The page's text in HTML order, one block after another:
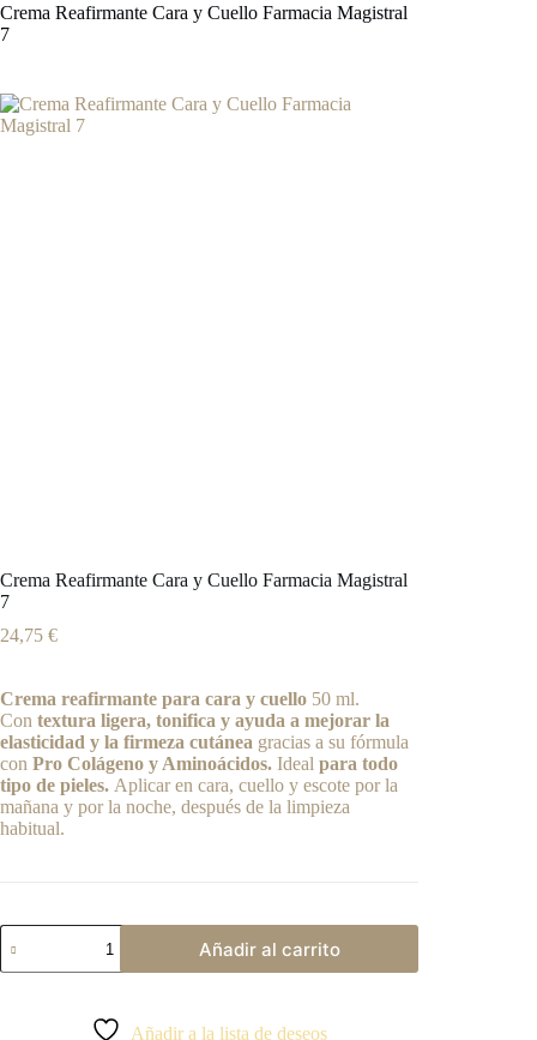
Crema Reafirmante Cara y Cuello Farmacia Magistral
7
Crema Reafirmante Cara y Cuello Farmacia Magistral
7
24,75 €
Crema reafirmante para cara y cuello 50 ml.
Con textura ligera, tonifica y ayuda a mejorar la
elasticidad y la firmeza cutánea gracias a su fórmula
con Pro Colágeno y Aminoácidos. Ideal para todo
tipo de pieles. Aplicar en cara, cuello y escote por la
mañana y por la noche, después de la limpieza
habitual.
Crema
Reafirmante
Cara
Añadir al carrito
Añadir a la lista de deseos